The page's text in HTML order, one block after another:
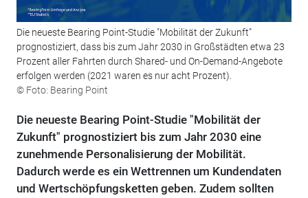
Die neueste Bearing Point-Studie "Mobilität der Zukunft"
prognostiziert, dass bis zum Jahr 2030 in Großstädten etwa 23
Prozent aller Fahrten durch Shared- und On-Demand-Angebote
erfolgen werden (2021 waren es nur acht Prozent).
© Foto: Bearing Point
Die neueste Bearing Point-Studie "Mobilität der
Zukunft" prognostiziert bis zum Jahr 2030 eine
zunehmende Personalisierung der Mobilität.
Dadurch werde es ein Wettrennen um Kundendaten
und Wertschöpfungsketten geben. Zudem sollten